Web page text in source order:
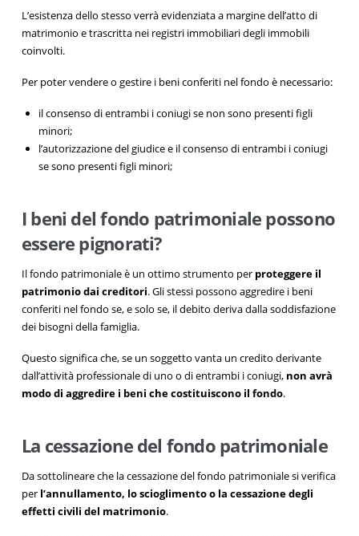
L’esistenza dello stesso verrà evidenziata a margine dell’atto di
matrimonio e trascritta nei registri immobiliari degli immobili
coinvolti.
Per poter vendere o gestire i beni conferiti nel fondo è necessario:
il consenso di entrambi i coniugi se non sono presenti figli
minori;
l’autorizzazione del giudice e il consenso di entrambi i coniugi
se sono presenti figli minori;
I beni del fondo patrimoniale possono
essere pignorati?
Il fondo patrimoniale è un ottimo strumento per proteggere il
patrimonio dai creditori. Gli stessi possono aggredire i beni
conferiti nel fondo se, e solo se, il debito deriva dalla soddisfazione
dei bisogni della famiglia.
Questo significa che, se un soggetto vanta un credito derivante
dall’attività professionale di uno o di entrambi i coniugi, non avrà
modo di aggredire i beni che costituiscono il fondo.
La cessazione del fondo patrimoniale
Da sottolineare che la cessazione del fondo patrimoniale si verifica
per l’annullamento, lo scioglimento o la cessazione degli
effetti civili del matrimonio.